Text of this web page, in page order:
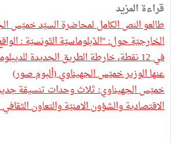
قراءة المزيد
طالعو النص الكامل لمحاضرة السيّد خميّس
الخارجيّة حول: "الدّبلوماسيّة التّونسيّة :
في 12 نقطة، خارطة الطريق الجديدة
عنها الوزير خميّس الجهيناوي (ألبوم صور)
خميّس الجهيناوي: ثلاث وحدات تنسيقة
الاقتصادية والشؤون الامنيّة والتعاون